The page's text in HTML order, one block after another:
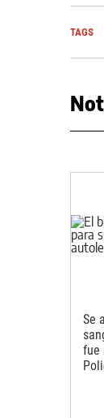
TAGS
Se
fue